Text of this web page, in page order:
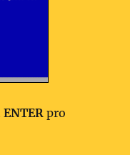
ENTER pro